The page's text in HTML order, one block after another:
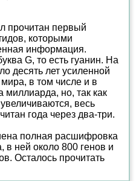
прочитан первый
которыми
информация.
G, то есть гуанин. На
десять лет усиленной
в том числе и в
миллиарда, но, так как
весь
года через два-три.
полная расшифровка
в ней около 800 генов и
Осталось прочитать